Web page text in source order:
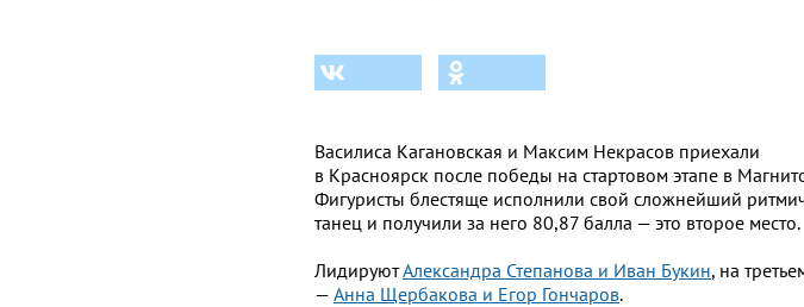
Василиса Кагановская и Максим Некрасов приехали
в Красноярск после победы на стартовом этапе в
Фигуристы блестяще исполнили свой сложнейший
танец и получили за него 80,87 балла — это второе место.
ЛидируютАлександра Степанова и Иван Букин, на
— Анна Щербакова и Егор Гончаров.